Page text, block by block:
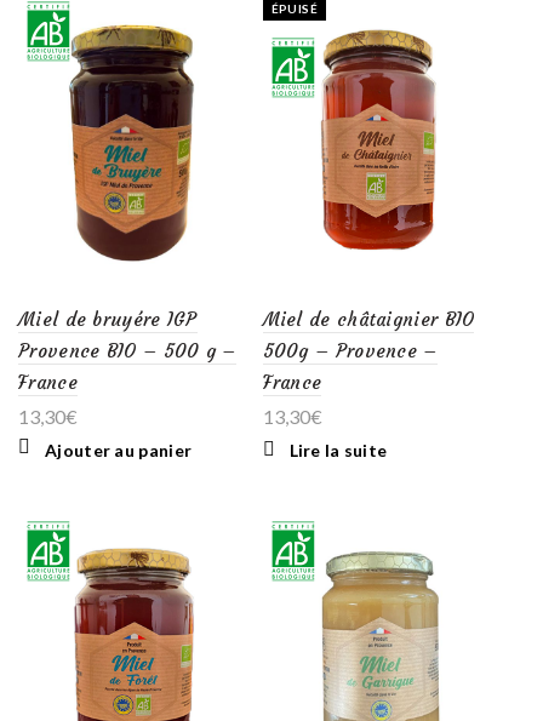
Miel de bruyére IGP
Provence BIO – 500 g –
France
13,30€
Ajouter au panier
ÉPUISÉ
Miel de châtaignier BIO
500g – Provence –
France
13,30€
Lire la suite